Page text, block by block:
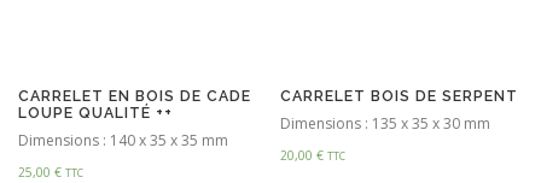
CARRELET EN BOIS DE CADE
LOUPE QUALITÉ ++
Dimensions : 140 x 35 x 35 mm
25,00 € TTC
CARRELET BOIS DE SERPENT
Dimensions : 135 x 35 x 30 mm
20,00€ TTC